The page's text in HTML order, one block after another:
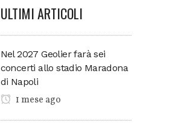
ULTIMI ARTICOLI
Nel 2027 Geolier farà sei
concerti allo stadio Maradona
di Napoli
1 mese ago